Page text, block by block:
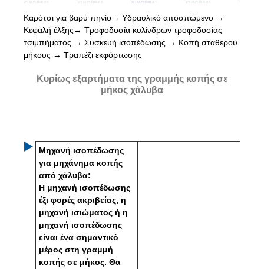
Καρότσι για βαρύ πηνίο→ Υδραυλικό αποσπώμενο →
Κεφαλή έλξης→ Τροφοδοσία κυλίνδρων τροφοδοσίας
τσιμπήματος → Συσκευή ισοπέδωσης → Κοπή σταθερού
μήκους → Τραπέζι εκφόρτωσης
Κυρίως εξαρτήματα της γραμμής κοπής σε
μήκος χάλυβα
Μηχανή ισοπέδωσης
για μηχάνημα κοπής
από χάλυβα:
Η μηχανή ισοπέδωσης
έξι φορές ακριβείας, η
μηχανή ισιώματος ή η
μηχανή ισοπέδωσης
είναι ένα σημαντικό
μέρος στη γραμμή
κοπής σε μήκος. Θα